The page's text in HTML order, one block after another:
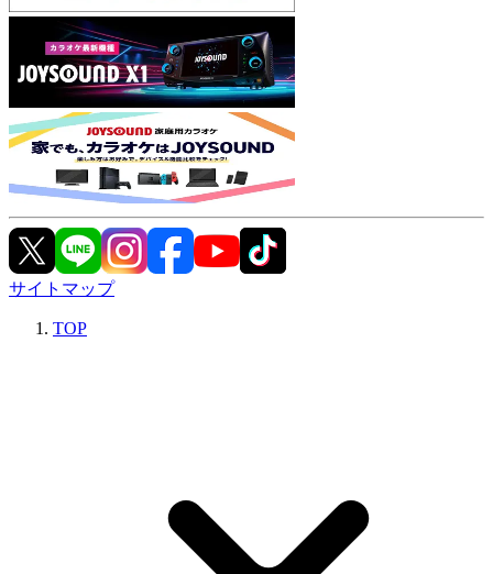
サイトマップ
TOP